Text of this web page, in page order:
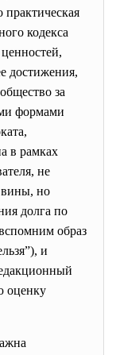
практическая
кодекса
достижения,
за
формами
в рамках
не
вины, но
долга по
образ
и
оценку